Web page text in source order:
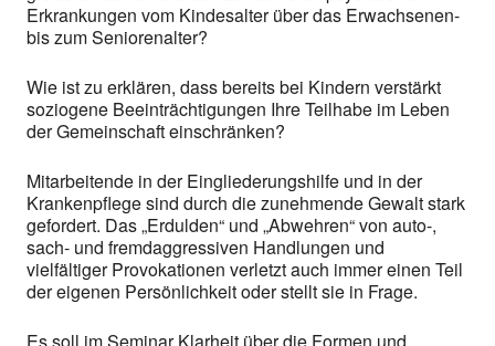
Erkrankungen vom Kindesalter über das Erwachsenen-
bis zum Seniorenalter?
Wie ist zu erklären, dass bereits bei Kindern verstärkt
soziogene Beeinträchtigungen Ihre Teilhabe im Leben
der Gemeinschaft einschränken?
Mitarbeitende in der Eingliederungshilfe und in der
Krankenpflege sind durch die zunehmende Gewalt stark
gefordert. Das „Erdulden“ und „Abwehren“ von auto-,
sach- und fremdaggressiven Handlungen und
vielfältiger Provokationen verletzt auch immer einen Teil
der eigenen Persönlichkeit oder stellt sie in Frage.
Es soll im Seminar Klarheit über die Formen und